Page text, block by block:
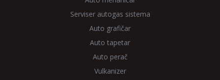
Serviser autogas sistema
Auto grafičar
Auto tapetar
Auto perač
Vulkanizer